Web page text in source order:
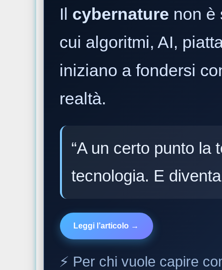
Il cybernature non è
cui algoritmi, AI,
iniziano a fondersi
realtà.
“A un certo punto la
tecnologia. E
Leggi l’articolo →
⚡️ Per chi vuole capire